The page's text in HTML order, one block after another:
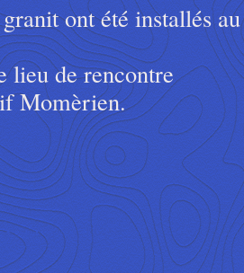
ont été installés au
lieu de rencontre
Momèrien.